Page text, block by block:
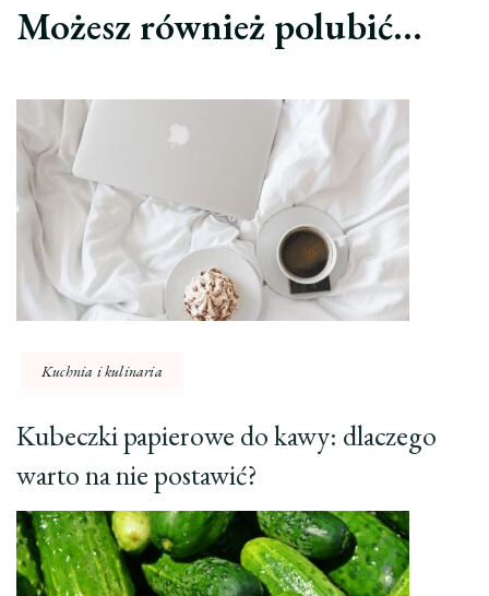
Możesz również polubić…
Kuchnia i kulinaria
Kubeczki papierowe do kawy: dlaczego
warto na nie postawić?